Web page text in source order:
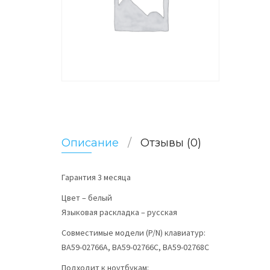
Описание Отзывы (0)
Гарантия 3 месяца
Цвет – белый
Языковая раскладка – русская
Совместимые модели (P/N) клавиатур:
BA59-02766A, BA59-02766C, BA59-02768C